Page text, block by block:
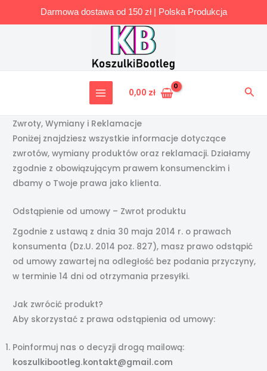
Darmowa dostawa od 150 zł | Polska Produkcja
0,00 zł
Zwroty, Wymiany i Reklamacje
Poniżej znajdziesz wszystkie informacje dotyczące
zwrotów, wymiany produktów oraz reklamacji. Działamy
zgodnie z obowiązującym prawem konsumenckim i
dbamy o Twoje prawa jako klienta.
Odstąpienie od umowy – Zwrot produktu
Zgodnie z ustawą z dnia 30 maja 2014 r. o prawach
konsumenta (Dz.U. 2014 poz. 827), masz prawo odstąpić
od umowy zawartej na odległość bez podania przyczyny,
w terminie 14 dni od otrzymania przesyłki.
Jak zwrócić produkt?
Aby skorzystać z prawa odstąpienia od umowy:
Poinformuj nas o decyzji drogą mailową:
koszulkibootleg.kontakt@gmail.com